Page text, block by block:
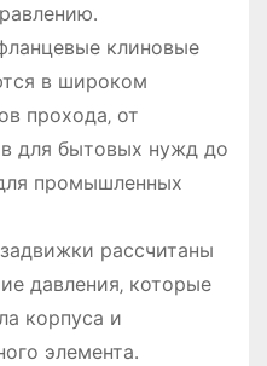
клиновые
в широком
прохода‚ от
для бытовых нужд до
промышленных
рассчитаны
давления‚ которые
корпуса и
элемента․